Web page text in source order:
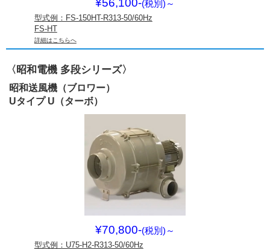
¥56,100-(税別) ～
型式例：FS-150HT-R313-50/60Hz
FS-HT
詳細はこちらへ
〈昭和電機 多段シリーズ〉
昭和送風機（ブロワー）
Uタイプ U（ターボ）
¥70,800-(税別) ～
型式例：U75-H2-R313-50/60Hz